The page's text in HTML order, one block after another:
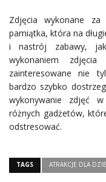
Zdjęcia wykonane
pamiątka, która na
i nastrój zabawy, jaki
wykonaniem
zainteresowane nie
bardzo szybko
wykonywanie zdjęć
różnych gadżetów,
odstresować.
TAGS ATRAKCJE DLA